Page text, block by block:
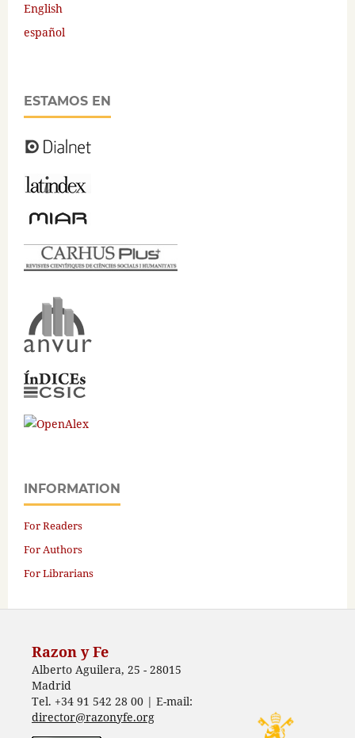
English
español
ESTAMOS EN
INFORMATION
For Readers
For Authors
For Librarians
Razon y Fe
Alberto Aguilera, 25 - 28015
Madrid
Tel. +34 91 542 28 00 | E-mail:
director@razonyfe.org